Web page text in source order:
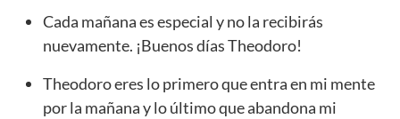
Cada mañana es especial y no la recibirás
nuevamente. ¡Buenos días Theodoro!
Theodoro eres lo primero que entra en mi mente
por la mañana y lo último que abandona mi